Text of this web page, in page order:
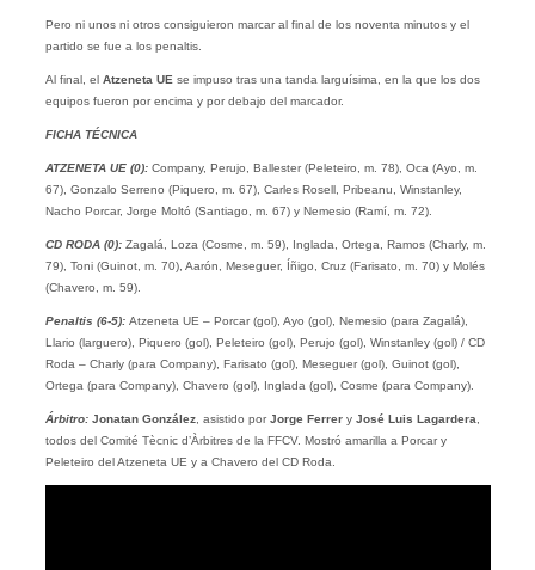
Pero ni unos ni otros consiguieron marcar al final de los noventa minutos y el
partido se fue a los penaltis.
Al final, elAtzeneta UE se impuso tras una tanda larguísima, en la que los dos
equipos fueron por encima y por debajo del marcador.
FICHA TÉCNICA
ATZENETA UE (0):Company, Perujo, Ballester (Peleteiro, m. 78), Oca (Ayo, m.
67), Gonzalo Serreno (Piquero, m. 67), Carles Rosell, Pribeanu, Winstanley,
Nacho Porcar, Jorge Moltó (Santiago, m. 67) y Nemesio (Ramí, m. 72).
CD RODA (0):Zagalá, Loza (Cosme, m. 59), Inglada, Ortega, Ramos (Charly, m.
79), Toni (Guinot, m. 70), Aarón, Meseguer, Íñigo, Cruz (Farisato, m. 70) y Molés
(Chavero, m. 59).
Penaltis (6-5): Atzeneta UE – Porcar (gol), Ayo (gol), Nemesio (para Zagalá),
Llario (larguero), Piquero (gol), Peleteiro (gol), Perujo (gol), Winstanley (gol) / CD
Roda – Charly (para Company), Farisato (gol), Meseguer (gol), Guinot (gol),
Ortega (para Company), Chavero (gol), Inglada (gol), Cosme (para Company).
Árbitro: Jonatan González, asistido porJorge Ferrery José Luis Lagardera
todos del Comité Tècnic d’Àrbitres de la FFCV. Mostró amarilla a Porcar y
Peleteiro del Atzeneta UE y a Chavero del CD Roda.